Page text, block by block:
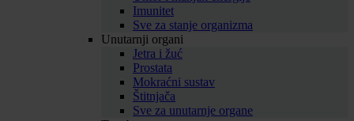
Imunitet
Sve za stanje organizma
Unutarnji organi
Jetra i žuć
Prostata
Mokraćni sustav
Štitnjača
Sve za unutarnje organe